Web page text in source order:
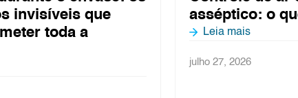
asséptico: o que não pode falhar
Leia mais